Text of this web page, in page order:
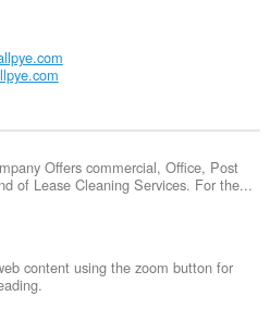
Offers commercial, Office, Post
of Lease Cleaning Services. For the...
content using the zoom button for